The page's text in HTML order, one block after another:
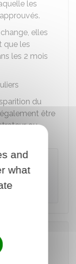
les
elles
que les
les 2 mois
du
être
ou
la création
de la
and
what